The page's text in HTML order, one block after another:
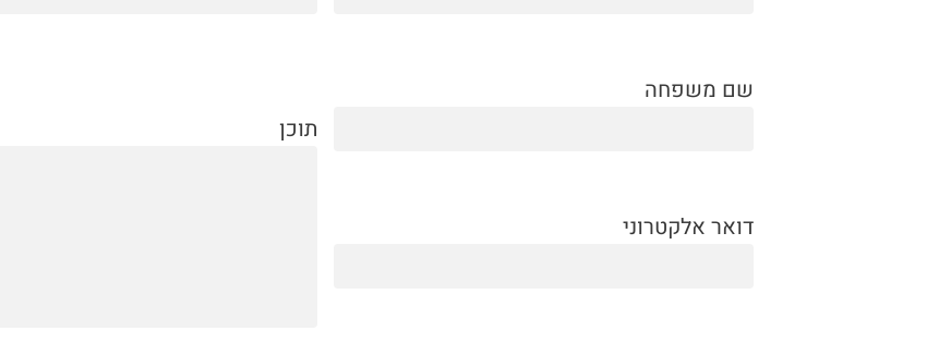
שם משפחה
דואר אלקטרוני
תוכן